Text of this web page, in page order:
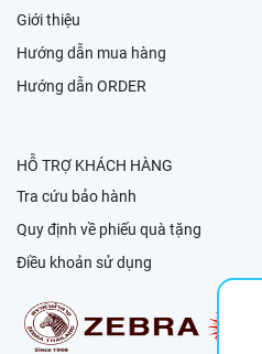
Giới thiệu
Hướng dẫn mua hàng
Hướng dẫn ORDER
HỖ TRỢ KHÁCH HÀNG
Tra cứu bảo hành
Quy định về phiếu quà tặng
Điều khoản sử dụng